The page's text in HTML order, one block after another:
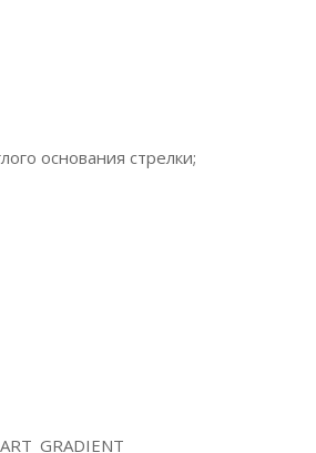
основания стрелки;